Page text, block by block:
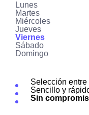
Lunes
Martes
Miércoles
Jueves
Viernes
Sábado
Domingo
Selección entre
Sencillo y
Sin